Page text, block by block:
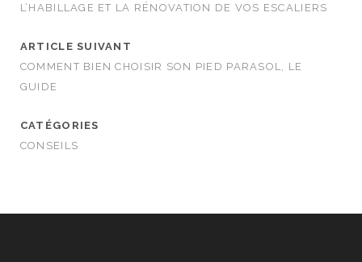
L’HABILLAGE ET LA RÉNOVATION DE VOS ESCALIERS
ARTICLE SUIVANT
COMMENT BIEN CHOISIR SON PIED PARASOL, LE
GUIDE
CATÉGORIES
CONSEILS